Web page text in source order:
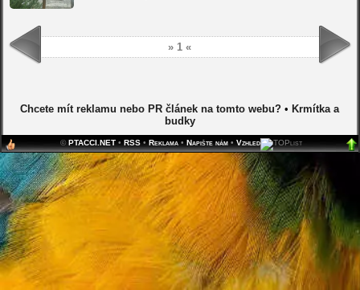
» 1 «
Chcete mít reklamu nebo PR článek na tomto webu? • Krmítka a
budky
©PTACCI.NET• RSS• Reklama• Napište nám• Vzhled